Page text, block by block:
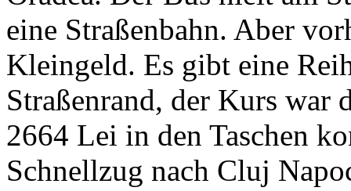
eine Straßenbahn. Aber
Kleingeld. Es gibt eine
Straßenrand, der Kurs war
2664 Lei in den Taschen
Schnellzug nach Cluj